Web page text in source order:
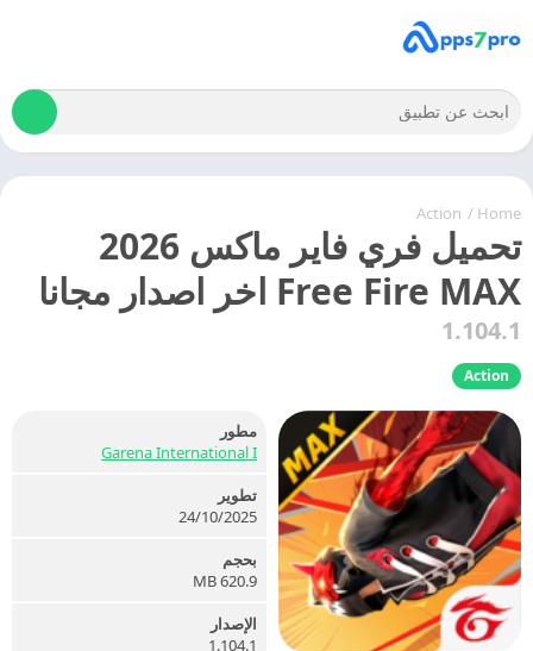
Home
/
Action
تحميل فري فاير ماكس 2026
Free Fire MAX اخر اصدار مجانا
1.104.1
Action
مطور
Garena International I
تطوير
24/10/2025
بحجم
620.9 MB
الإصدار
1.104.1